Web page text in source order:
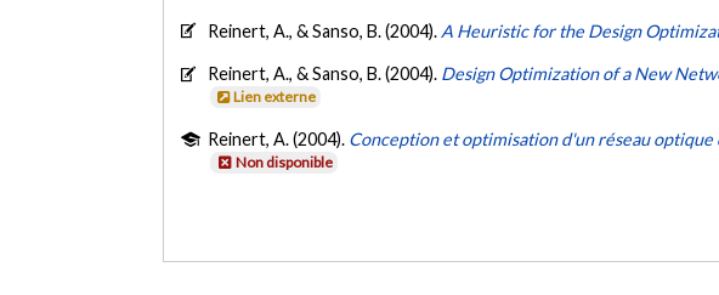
Reinert, A., & Sanso, B. (2004). A Heuristic for the Design
Reinert, A., & Sanso, B. (2004). Design Optimization of a New
Lien externe
Reinert, A. (2004). Conception et optimisation d'un réseau
Non disponible